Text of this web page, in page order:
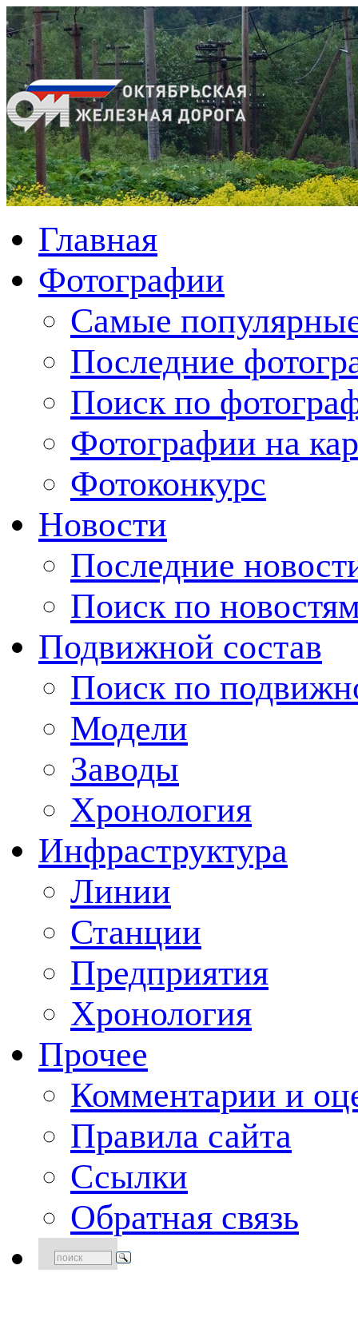
Главная
Фотографии
Cамые
Последние
Поиск по
Фотографии на
Фотоконкурс
Новости
Последние
Поиск по
Подвижной состав
Поиск по
Модели
Заводы
Хронология
Инфраструктура
Линии
Станции
Предприятия
Хронология
Прочее
Комментарии и
Правила сайта
Ссылки
Обратная связь